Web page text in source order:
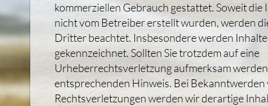
kommerziellen Gebrauch gestattet. Soweit die
nicht vom Betreiber erstellt wurden, werden
Dritter beachtet. Insbesondere werden
gekennzeichnet. Sollten Sie trotzdem auf eine
Urheberrechtsverletzung aufmerksam
entsprechenden Hinweis. Bei Bekanntwerden
Rechtsverletzungen werden wir derartige